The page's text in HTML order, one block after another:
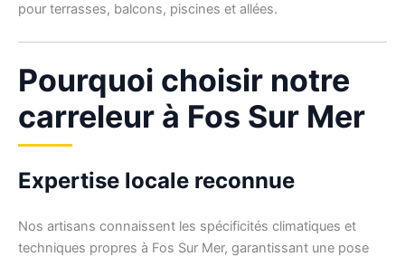
pour terrasses, balcons, piscines et allées.
Pourquoi choisir notre
carreleur à Fos Sur Mer
Expertise locale reconnue
Nos artisans connaissent les spécificités climatiques et
techniques propres à Fos Sur Mer, garantissant une pose